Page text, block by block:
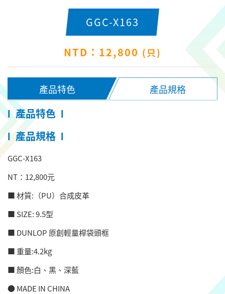
GGC-X163
NTD：12,800 (只)
產品特色 產品規格
l 產品特色
產品規格
GGC-X163
NT：12,800元
■ 材質:（PU）合成皮革
■ SIZE: 9.5型
■ DUNLOP 原創輕量桿袋頭框
■ 重量:4.2kg
■ 顏色:白、黑、深藍
● MADE IN CHINA